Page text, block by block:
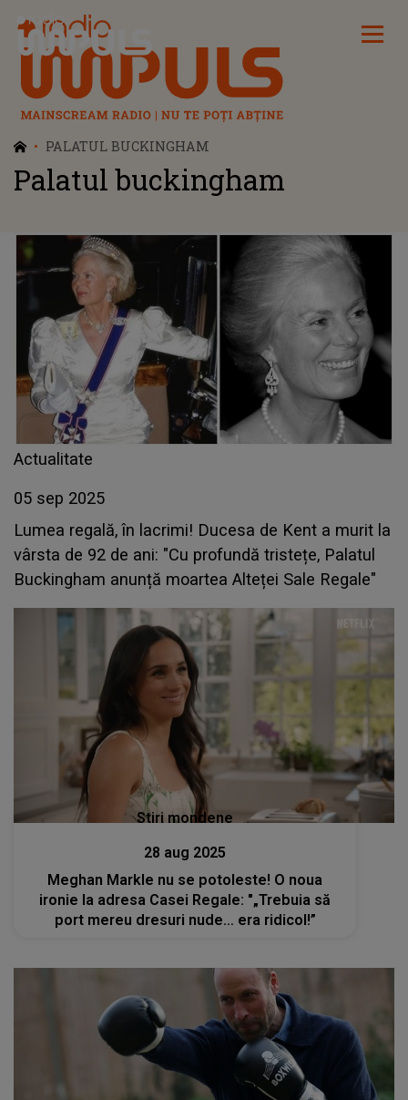
Radio Impuls
PALATUL BUCKINGHAM
Palatul buckingham
Actualitate
05 sep 2025
Lumea regală, în lacrimi! Ducesa de Kent a murit la
vârsta de 92 de ani: "Cu profundă tristețe, Palatul
Buckingham anunță moartea Alteței Sale Regale"
Stiri mondene
28 aug 2025
Meghan Markle nu se potoleste! O noua
ironie la adresa Casei Regale: "„Trebuia să
port mereu dresuri nude… era ridicol!”